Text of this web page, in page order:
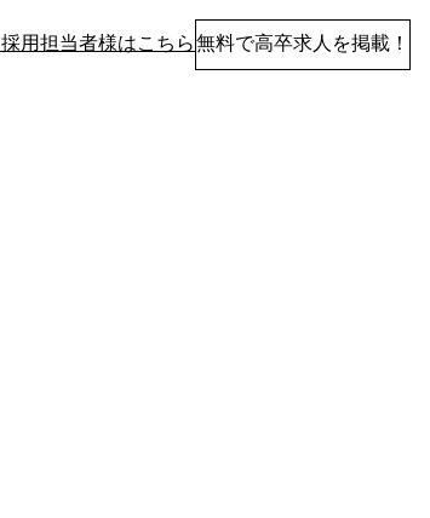
採用担当者様はこちら無料で高卒求人を掲載！